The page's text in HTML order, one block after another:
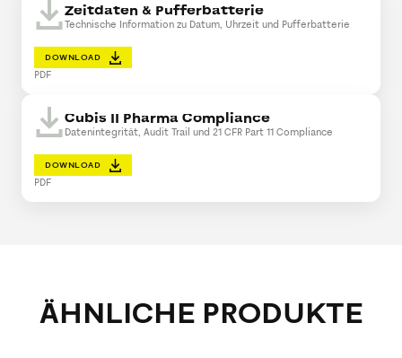
Zeitdaten & Pufferbatterie
Technische Information zu Datum, Uhrzeit und Pufferbatterie
DOWNLOAD
PDF
Cubis II Pharma Compliance
Datenintegrität, Audit Trail und 21 CFR Part 11 Compliance
DOWNLOAD
PDF
ÄHNLICHE PRODUKTE